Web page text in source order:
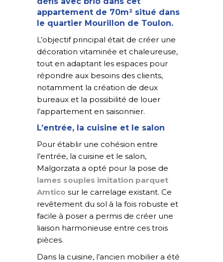
appartement de 70m² situé dans
le quartier Mourillon de Toulon.
L’objectif principal était de créer une
décoration vitaminée et chaleureuse,
tout en adaptant les espaces pour
répondre aux besoins des clients,
notamment la création de deux
bureaux et la possibilité de louer
l’appartement en saisonnier.
L’entrée, la cuisine et le salon
Pour établir une cohésion entre
l’entrée, la cuisine et le salon,
Malgorzata a opté pour la pose de
lames souples imitation parquet
Amtico sur le carrelage existant. Ce
revêtement du sol à la fois robuste et
facile à poser a permis de créer une
liaison harmonieuse entre ces trois
pièces.
Dans la cuisine, l’ancien mobilier a été